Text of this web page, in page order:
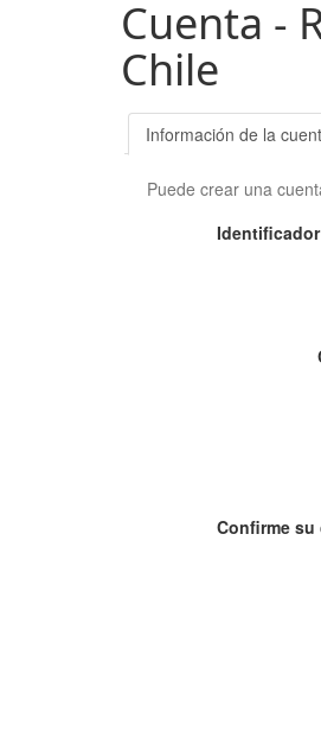
Cuenta -
Chile
Información de la
Puede crear una
Confirme su